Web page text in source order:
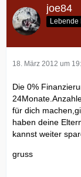
joe84
Lebende
18. März 2012 um
Die 0%
für dich
haben deine
kannst weiter
gruss